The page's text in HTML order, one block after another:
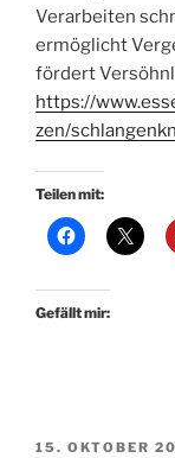
Verarbeiten
ermöglicht
fördert
https://
zen/
Teilen mit:
Gefällt mir:
15. OKTOBER